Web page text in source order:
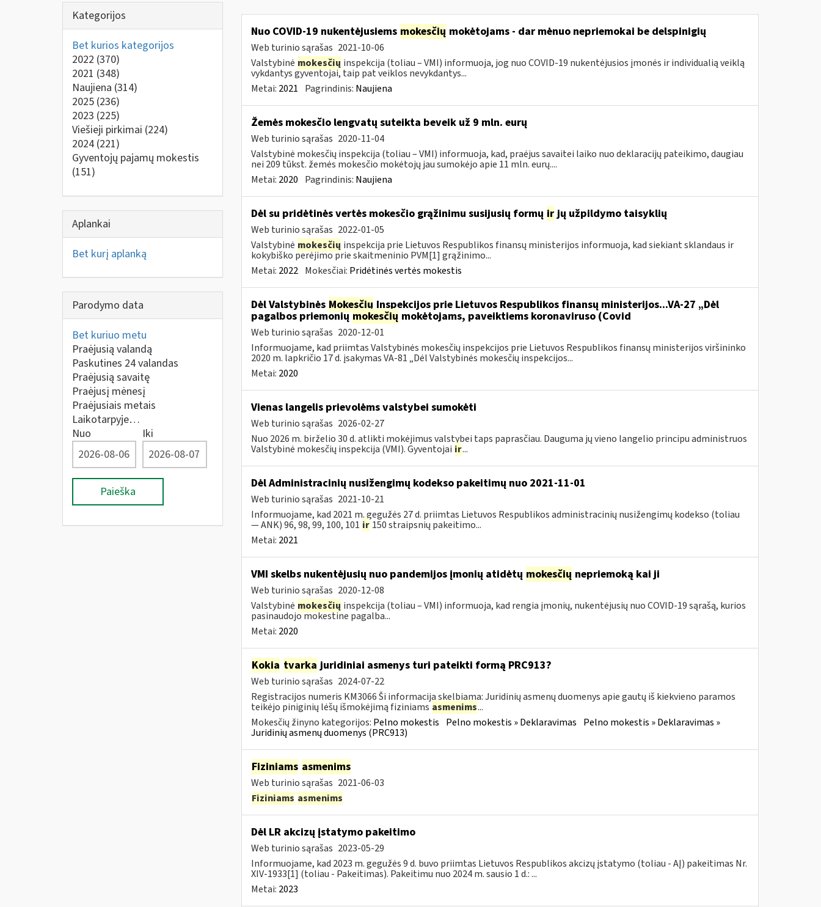
Kategorijos
Bet kurios kategorijos
2022 (370)
2021 (348)
Naujiena (314)
2025 (236)
2023 (225)
Viešieji pirkimai (224)
2024 (221)
Gyventojų pajamų mokestis
(151)
Aplankai
Bet kurį aplanką
Parodymo data
Bet kuriuo metu
Praėjusią valandą
Paskutines 24 valandas
Praėjusią savaitę
Praėjusį mėnesį
Praėjusiais metais
Laikotarpyje…
Nuo
Iki
Paieška
Nuo COVID-19 nukentėjusiems mokesčių mokėtojams - dar mėnuo nepriemokai be delspinigių
Web turinio sąrašas 2021-10-06
Valstybinė mokesčių inspekcija (toliau – VMI) informuoja, jog nuo COVID-19 nukentėjusios įmonės ir individualią veiklą
vykdantys gyventojai, taip pat veiklos nevykdantys...
Metai: 2021 Pagrindinis: Naujiena
Žemės mokesčio lengvatų suteikta beveik už 9 mln. eurų
Web turinio sąrašas 2020-11-04
Valstybinė mokesčių inspekcija (toliau – VMI) informuoja, kad, praėjus savaitei laiko nuo deklaracijų pateikimo, daugiau
nei 209 tūkst. žemės mokesčio mokėtojų jau sumokėjo apie 11 mln. eurų....
Metai: 2020 Pagrindinis: Naujiena
Dėl su pridėtinės vertės mokesčio grąžinimu susijusių formų irjų užpildymo taisyklių
Web turinio sąrašas 2022-01-05
Valstybinė mokesčių inspekcija prie Lietuvos Respublikos finansų ministerijos informuoja, kad siekiant sklandaus ir
kokybiško perėjimo prie skaitmeninio PVM[1] grąžinimo...
Metai: 2022 Mokesčiai: Pridėtinės vertės mokestis
Dėl Valstybinės MokesčiųInspekcijos prie Lietuvos Respublikos finansų ministerijos...VA-27 „Dėl
pagalbos priemoniųmokesčių mokėtojams, paveiktiems koronaviruso (Covid
Web turinio sąrašas 2020-12-01
Informuojame, kad priimtas Valstybinės mokesčių inspekcijos prie Lietuvos Respublikos finansų ministerijos viršininko
2020 m. lapkričio 17 d. įsakymas VA-81 „Dėl Valstybinės mokesčių inspekcijos...
Metai: 2020
Vienas langelis prievolėms valstybei sumokėti
Web turinio sąrašas 2026-02-27
Nuo 2026 m. birželio 30 d. atlikti mokėjimus valstybei taps paprasčiau. Dauguma jų vieno langelio principu administruos
Valstybinė mokesčių inspekcija (VMI). Gyventojai ir...
Dėl Administracinių nusižengimų kodekso pakeitimų nuo 2021-11-01
Web turinio sąrašas 2021-10-21
Informuojame, kad 2021 m. gegužės 27 d. priimtas Lietuvos Respublikos administracinių nusižengimų kodekso (toliau
— ANK) 96, 98, 99, 100, 101 ir 150 straipsnių pakeitimo...
Metai: 2021
VMI skelbs nukentėjusių nuo pandemijos įmonių atidėtų mokesčių nepriemoką kai ji
Web turinio sąrašas 2020-12-08
Valstybinė mokesčių inspekcija (toliau – VMI) informuoja, kad rengia įmonių, nukentėjusių nuo COVID-19 sąrašą, kurios
pasinaudojo mokestine pagalba...
Metai: 2020
Kokia tvarka juridiniai asmenys turi pateikti formą PRC913?
Web turinio sąrašas 2024-07-22
Registracijos numeris KM3066 Ši informacija skelbiama: Juridinių asmenų duomenys apie gautų iš kiekvieno paramos
teikėjo piniginių lėšų išmokėjimą fiziniams asmenims...
Mokesčių žinyno kategorijos: Pelno mokestis Pelno mokestis » Deklaravimas Pelno mokestis » Deklaravimas »
Juridinių asmenų duomenys (PRC913)
Fiziniams asmenims
Web turinio sąrašas 2021-06-03
Fiziniams asmenims
Dėl LR akcizų įstatymo pakeitimo
Web turinio sąrašas 2023-05-29
Informuojame, kad 2023 m. gegužės 9 d. buvo priimtas Lietuvos Respublikos akcizų įstatymo (toliau - AĮ) pakeitimas Nr.
XIV-1933[1] (toliau - Pakeitimas). Pakeitimu nuo 2024 m. sausio 1 d.: ...
Metai: 2023